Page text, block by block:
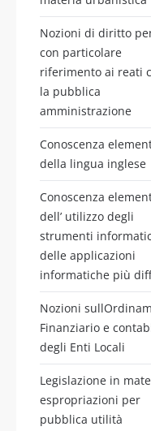
Nozioni di diritto
con particolare
riferimento ai reati
la pubblica
amministrazione
Conoscenza
della lingua inglese
Conoscenza
dell’ utilizzo degli
strumenti
delle applicazioni
informatiche più
Nozioni
Finanziario e
degli Enti Locali
Legislazione in
espropriazioni per
pubblica utilità